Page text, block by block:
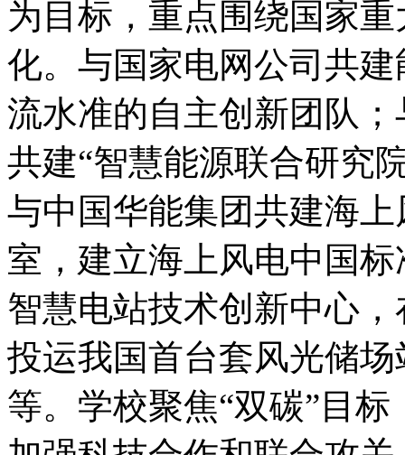
为目标，重点围绕国家
化。与国家电网公司共
流水准的自主创新团队
共建“智慧能源联合研究
与中国华能集团共建海
室，建立海上风电中国
智慧电站技术创新中心
投运我国首台套风光储
等。学校聚焦“双碳”目